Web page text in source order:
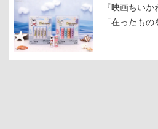
『映画ちい
「在ったも